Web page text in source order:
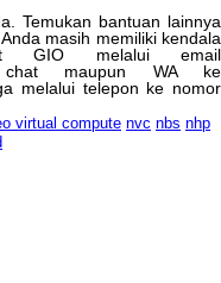
Temukan bantuan lainnya
Anda masih memiliki kendala
GIO melalui
email
chat maupun WA
ke
melalui telepon ke nomor
virtual compute nvc nbs nhp